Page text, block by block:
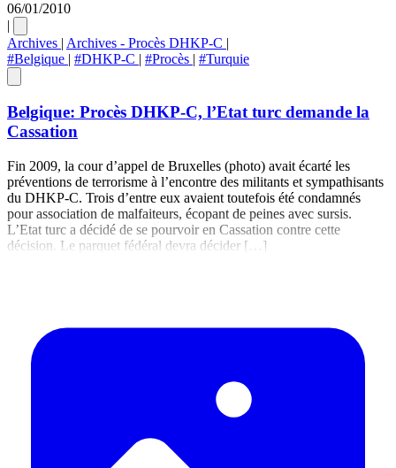
06/01/2010
|
Archives | Archives - Procès DHKP-C |
#Belgique | #DHKP-C | #Procès | #Turquie
Belgique: Procès DHKP-C, l’Etat turc demande la
Cassation
Fin 2009, la cour d’appel de Bruxelles (photo) avait écarté les
préventions de terrorisme à l’encontre des militants et sympathisants
du DHKP-C. Trois d’entre eux avaient toutefois été condamnés
pour association de malfaiteurs, écopant de peines avec sursis.
L’Etat turc a décidé de se pourvoir en Cassation contre cette
décision. Le parquet fédéral devra décider […]